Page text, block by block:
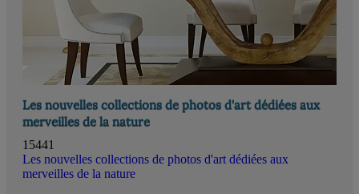
Les nouvelles collections de photos d'art dédiées aux
merveilles de la nature
15441
Les nouvelles collections de photos d'art dédiées aux
merveilles de la nature